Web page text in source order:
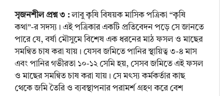
সৃজনশীল প্রশ্ন ৩ :লাবু কৃষি বিষয়ক মাসিক পত্রিকা “কৃষি
কথা”-র সদস্য। এই পত্রিকার একটি প্রতিবেদন পড়ে সে জানতে
পারে যে, বর্ষা মৌসুমে বিশেষ এক ধরনের মাঠ ফসল ও মাছের
সমন্বিত চাষ করা যায়। যেসব জমিতে পানির স্থায়িত্ব ৩-৪ মাস
এবং পানির গভীরতা ১০-১২ সেমি হয়, সেসব জমিতে এই ফসল
ও মাছের সমন্বিত চাষ করা যায়। সে মৎস্য কর্মকর্তার কাছ
থেকে জমি তৈরি ও ব্যবস্থাপনার পরামর্শ গ্রহণ করে বেশ